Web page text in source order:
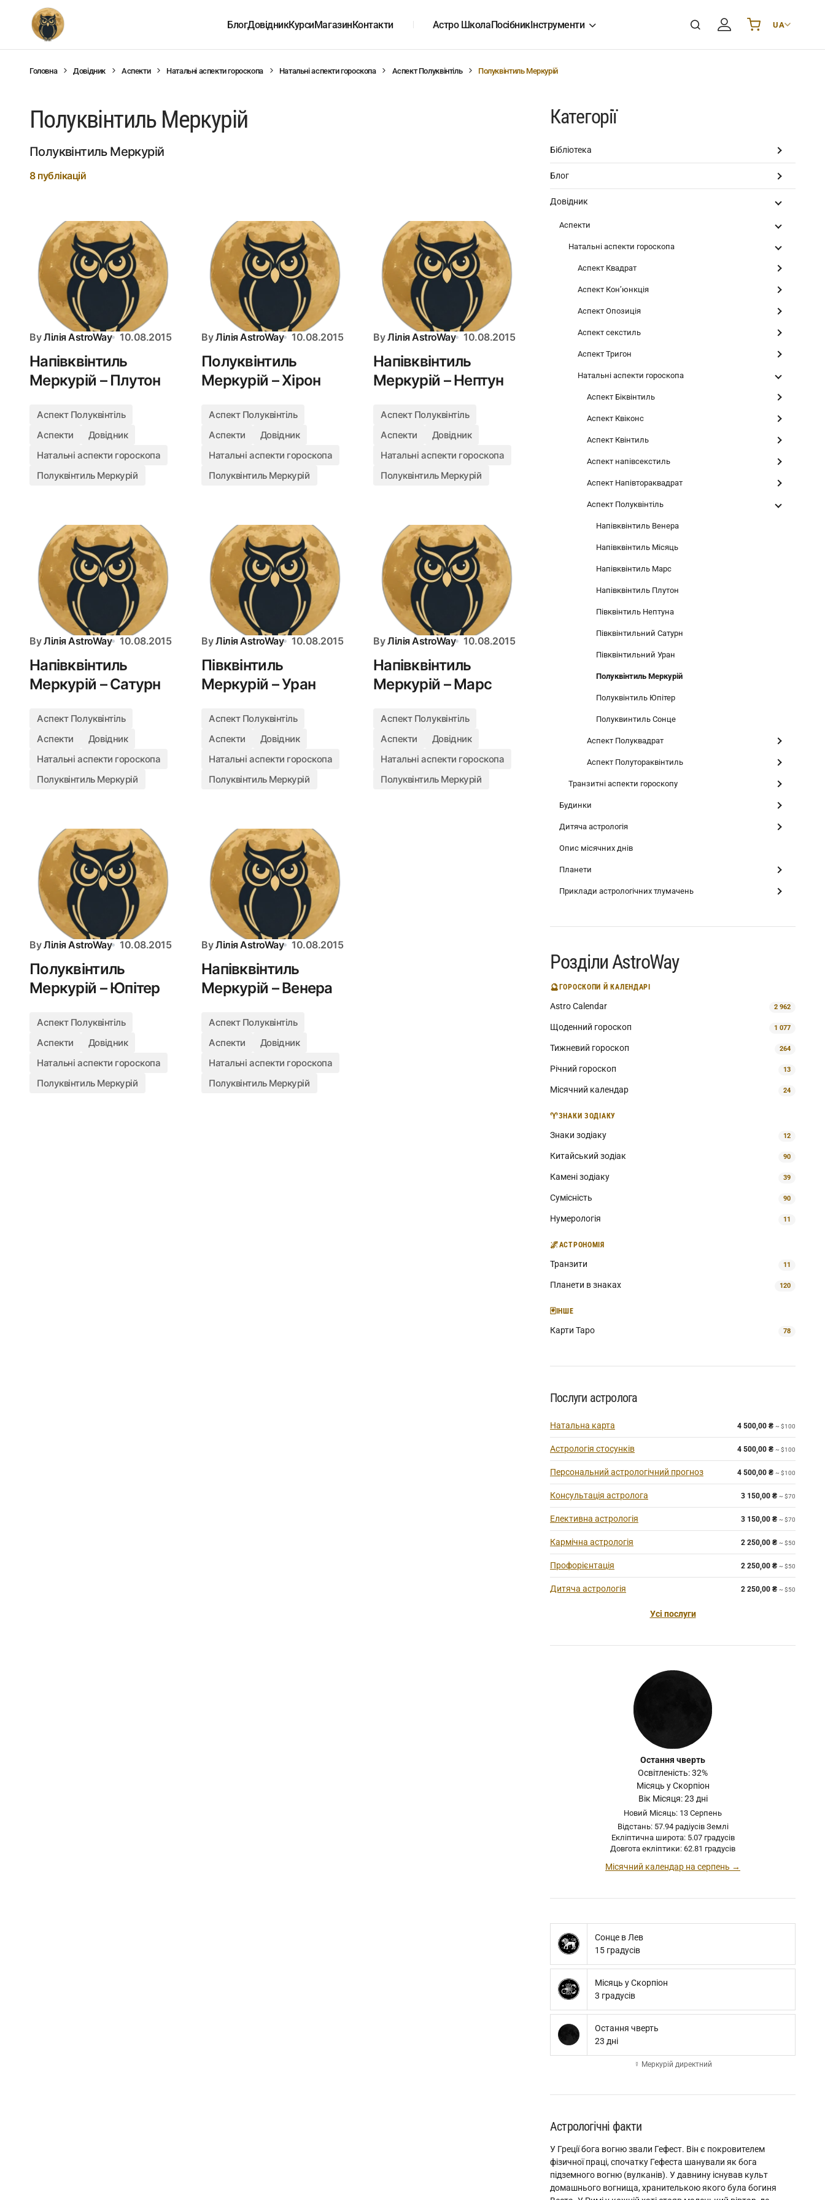
БлогДовідникКурсиМагазинКонтакти Астро ШколаПосібникІнструменти UA
UA Українська
Головна Довідник Аспекти Натальні аспекти гороскопа Натальні аспекти гороскопа Аспект Полуквінтіль Полуквінтиль Меркурій
Полуквінтиль Меркурій
Полуквінтиль Меркурій
8 публікацій
By Лілія AstroWay 10.08.2015
Напівквінтиль
Меркурій – Плутон
Аспект Полуквінтіль
Аспекти
Довідник
Натальні аспекти гороскопа
Полуквінтиль Меркурій
By Лілія AstroWay 10.08.2015
Полуквінтиль
Меркурій – Хірон
Аспект Полуквінтіль
Аспекти
Довідник
Натальні аспекти гороскопа
Полуквінтиль Меркурій
By Лілія AstroWay 10.08.2015
Напівквінтиль
Меркурій – Нептун
Аспект Полуквінтіль
Аспекти
Довідник
Натальні аспекти гороскопа
Полуквінтиль Меркурій
By Лілія AstroWay 10.08.2015
Напівквінтиль
Меркурій – Сатурн
Аспект Полуквінтіль
Аспекти
Довідник
Натальні аспекти гороскопа
Полуквінтиль Меркурій
By Лілія AstroWay 10.08.2015
Півквінтиль
Меркурій – Уран
Аспект Полуквінтіль
Аспекти
Довідник
Натальні аспекти гороскопа
Полуквінтиль Меркурій
By Лілія AstroWay 10.08.2015
Напівквінтиль
Меркурій – Марс
Аспект Полуквінтіль
Аспекти
Довідник
Натальні аспекти гороскопа
Полуквінтиль Меркурій
By Лілія AstroWay 10.08.2015
Полуквінтиль
Меркурій – Юпітер
Аспект Полуквінтіль
Аспекти
Довідник
Натальні аспекти гороскопа
Полуквінтиль Меркурій
By Лілія AstroWay 10.08.2015
Напівквінтиль
Меркурій – Венера
Аспект Полуквінтіль
Аспекти
Довідник
Натальні аспекти гороскопа
Полуквінтиль Меркурій
Категорії
Бібліотека
Блог
Довідник
Аспекти
Натальні аспекти гороскопа
Аспект Квадрат
Аспект Конʼюнкція
Аспект Опозиція
Аспект секстиль
Аспект Тригон
Натальні аспекти гороскопа
Аспект Біквінтиль
Аспект Квіконс
Аспект Квінтиль
Аспект напівсекстиль
Аспект Напівтораквадрат
Аспект Полуквінтіль
Напівквінтиль Венера
Напівквінтиль Місяць
Напівквінтиль Марс
Напівквінтиль Плутон
Півквінтиль Нептуна
Півквінтильний Сатурн
Півквінтильний Уран
Полуквінтиль Меркурій
Полуквінтиль Юпітер
Полуквинтиль Сонце
Аспект Полуквадрат
Аспект Полутораквінтиль
Транзитні аспекти гороскопу
Будинки
Дитяча астрологія
Опис місячних днів
Планети
Приклади астрологічних тлумачень
Розділи AstroWay
🔮ГОРОСКОПИ Й КАЛЕНДАРІ
Astro Calendar 2 962
Щоденний гороскоп 1 077
Тижневий гороскоп 264
Річний гороскоп 13
Місячний календар 24
♈ЗНАКИ ЗОДІАКУ
Знаки зодіаку 12
Китайський зодіак 90
Камені зодіаку 39
Сумісність 90
Нумерологія 11
🌌АСТРОНОМІЯ
Транзити 11
Планети в знаках 120
🃏ІНШЕ
Карти Таро 78
Послуги астролога
Натальна карта 4 500,00 ₴ ~ $100
Астрологія стосунків 4 500,00 ₴ ~ $100
Персональний астрологічний прогноз 4 500,00 ₴ ~ $100
Консультація астролога 3 150,00 ₴ ~ $70
Елективна астрологія 3 150,00 ₴ ~ $70
Кармічна астрологія 2 250,00 ₴ ~ $50
Профорієнтація 2 250,00 ₴ ~ $50
Дитяча астрологія 2 250,00 ₴ ~ $50
Усі послуги
Остання чверть
Освітленість: 32%
Місяць у Скорпіон
Вік Місяця: 23 дні
Новий Місяць: 13 Серпень
Відстань: 57.94 радіусів Землі
Екліптична широта: 5.07 градусів
Довгота екліптики: 62.81 градусів
Місячний календар на серпень →
Сонце в Лев
15 градусів
Місяць у Скорпіон
3 градусів
Остання чверть
23 дні
☿ Меркурій директний
Астрологічні факти
У Греції бога вогню звали Гефест. Він є покровителем
фізичної праці, спочатку Гефеста шанували як бога
підземного вогню (вулканів). У давнину існував культ
домашнього вогнища, хранителькою якого була богиня